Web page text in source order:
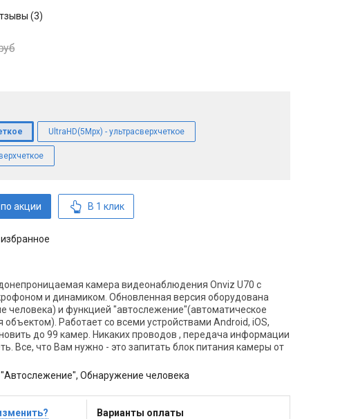
(3)
UltraHD(5Mpx) - ультрасверхчеткое
акции В 1 клик
камера видеонаблюдения Onviz U70 с
и динамиком. Обновленная версия оборудована
человека) и функцией "автослежение"(автоматическое
Работает со всеми устройствами Android, iOS,
до 99 камер. Никаких проводов , передача информации
Все, что Вам нужно - это запитать блок питания камеры от
Обнаружение человека
Варианты оплаты